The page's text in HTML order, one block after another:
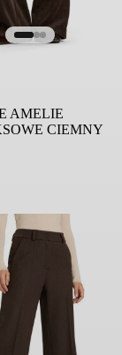
AMELIE
CIEMNY